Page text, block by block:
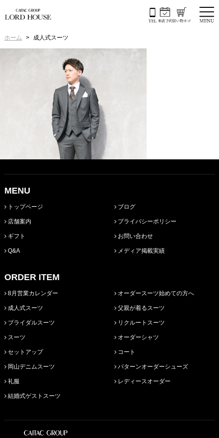
ホーム 成人式スーツ
MENU
トップページ
店舗案内
ギフト
Q&A
ブログ
プライバシーポリシー
お問い合わせ
メディア掲載実績
ORDER ITEM
8月営業カレンダー
成人式スーツ
ブライダルスーツ
スーツ
セットアップ
岡山デニムスーツ
礼服
結婚式ゲストスーツ
オーダースーツ始めての方へ
父親が着るスーツ
リクルートスーツ
オーダーシャツ
コート
パターンオーダーシューズ
レディースオーダー